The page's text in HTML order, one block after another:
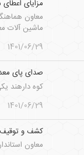
مزایای
معاون
ماشین آلات
1401/06/29
صدای پای
کوه دارهند
1401/06/29
کشف و توقیف ۲۵۰ تن ماده معدنی در شهرستان طبس
معاون استاندار و فرماندار ویژه